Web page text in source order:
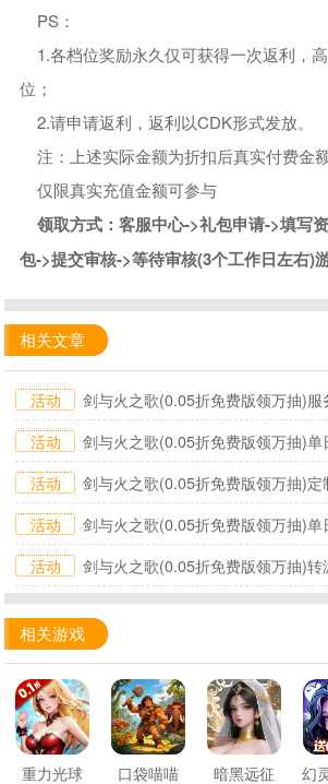
PS：
1.各档位奖励永久仅可获得一次返利，
位；
2.请申请返利，返利以CDK形式发放。
注：上述实际金额为折扣后真实付费金额
仅限真实充值金额可参与
领取方式：客服中心->礼包申请->填写
包->提交审核->等待审核(3个工作日左右)
相关文章
活动 剑与火之歌(0.05折免费版领万抽)服务
活动
剑与火之歌(0.05折免费版领万抽)单
活动
剑与火之歌(0.05折免费版领万抽)定
活动
剑与火之歌(0.05折免费版领万抽)单
活动
剑与火之歌(0.05折免费版领万抽)转
相关游戏
重力光球 口袋喵喵 暗黑远征 幻